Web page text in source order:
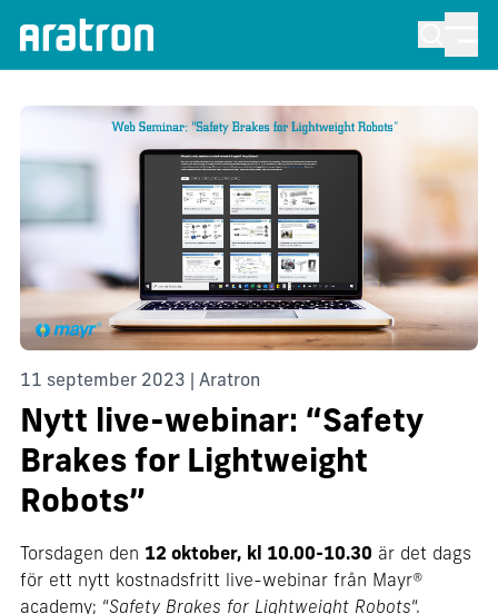
11 september 2023 | Aratron
Nytt live-webinar: “Safety
Brakes for Lightweight
Robots”
Torsdagen den 12 oktober, kl 10.00-10.30 är det dags
för ett nytt kostnadsfritt live-webinar från Mayr®
academy; “Safety Brakes for Lightweight Robots“.